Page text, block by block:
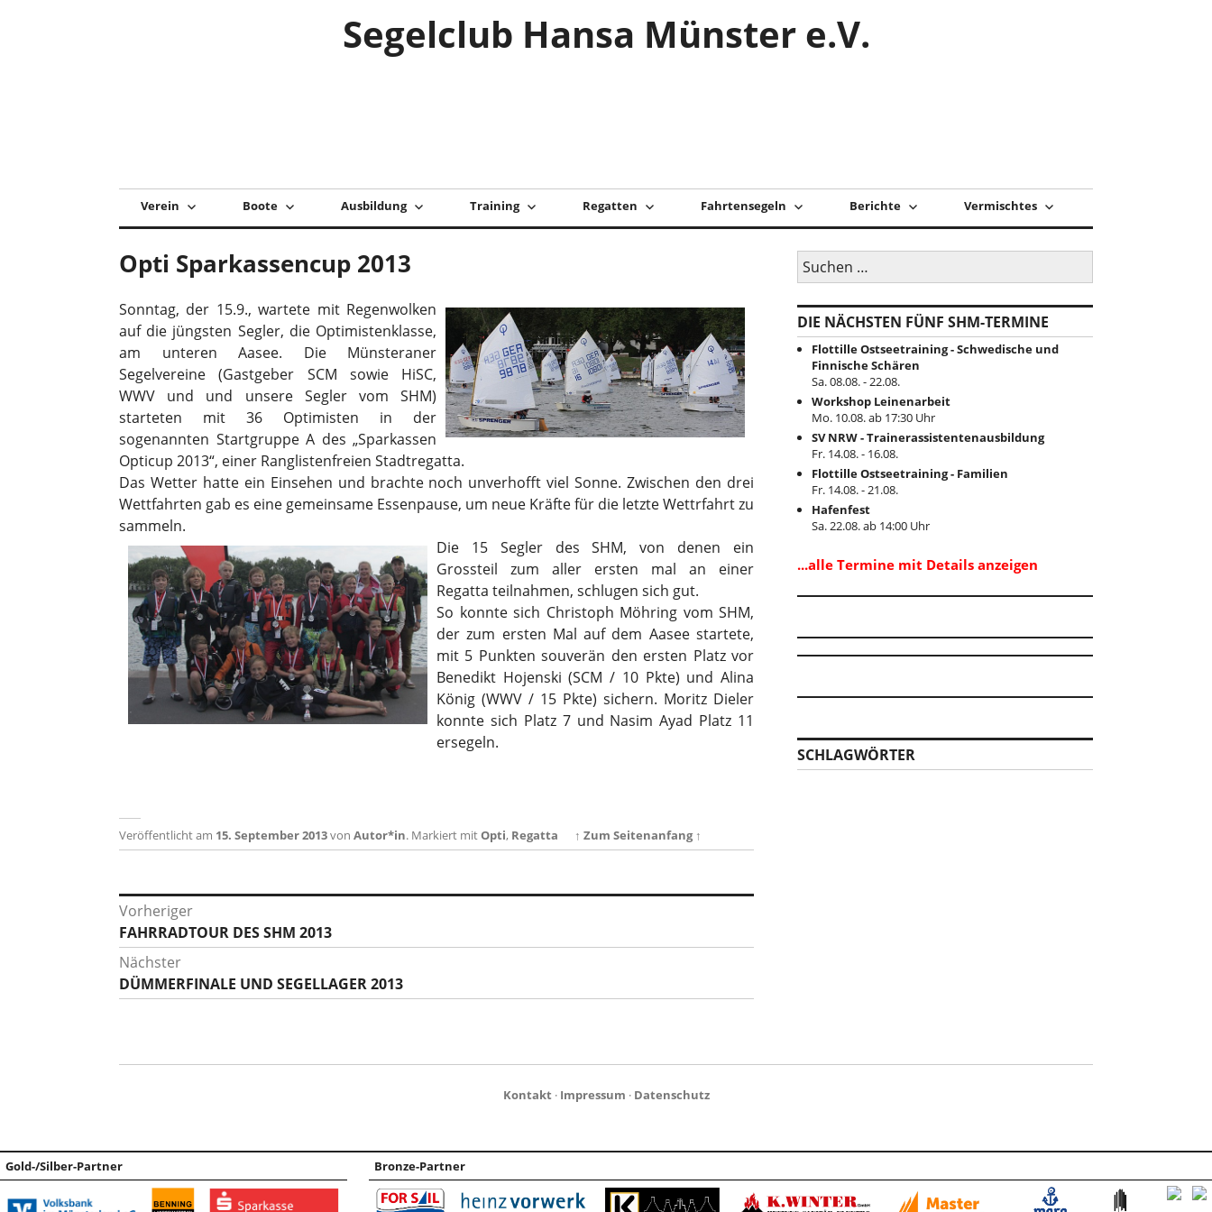
Segelclub Hansa Münster e.V.
Verein Boote Ausbildung Training Regatten Fahrtensegeln Berichte Vermischtes
Opti Sparkassencup 2013
Sonntag, der 15.9., wartete mit Regenwolken
auf die jüngsten Segler, die Optimistenklasse,
am unteren Aasee. Die Münsteraner
Segelvereine (Gastgeber SCM sowie HiSC,
WWV und und unsere Segler vom SHM)
starteten mit 36 Optimisten in der
sogenannten Startgruppe A des „Sparkassen
Opticup 2013“, einer Ranglistenfreien Stadtregatta.
Das Wetter hatte ein Einsehen und brachte noch unverhofft viel Sonne. Zwischen den drei
Wettfahrten gab es eine gemeinsame Essenpause, um neue Kräfte für die letzte Wettrfahrt zu
sammeln.
Die 15 Segler des SHM, von denen ein
Grossteil zum aller ersten mal an einer
Regatta teilnahmen, schlugen sich gut.
So konnte sich Christoph Möhring vom SHM,
der zum ersten Mal auf dem Aasee startete,
mit 5 Punkten souverän den ersten Platz vor
Benedikt Hojenski (SCM / 10 Pkte) und Alina
König (WWV / 15 Pkte) sichern. Moritz Dieler
konnte sich Platz 7 und Nasim Ayad Platz 11
ersegeln.
Veröffentlicht am 15. September 2013von Autor*in. Markiert mitOpti, Regatta ↑ Zum Seitenanfang ↑
Beitragsnavigation
Vorheriger
Vorheriger
Beitrag:
FAHRRADTOUR DES SHM 2013
Nächster
Nächster
Beitrag:
DÜMMERFINALE UND SEGELLAGER 2013
Suchen
nach:
DIE NÄCHSTEN FÜNF SHM-TERMINE
Flottille Ostseetraining - Schwedische und
Finnische Schären
Sa. 08.08. - 22.08.
Workshop Leinenarbeit
Mo. 10.08. ab 17:30 Uhr
SV NRW - Trainerassistentenausbildung
Fr. 14.08. - 16.08.
Flottille Ostseetraining - Familien
Fr. 14.08. - 21.08.
Hafenfest
Sa. 22.08. ab 14:00 Uhr
...alle Termine mit Details anzeigen
SCHLAGWÖRTER
Gold-/Silber-Partner Bronze-Partner
Kontakt · Impressum · Datenschutz